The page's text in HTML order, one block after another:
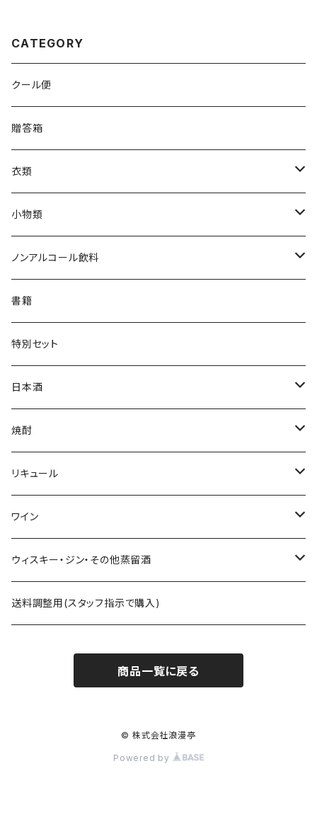
CATEGORY
クール便
贈答箱
衣類
Tシャツ
ジャンパー
帽子・ニット帽
タオル・トートバッグ
小物類
枡
絵馬
キーホルダー
ミニゼッケン
ノンアルコール飲料
水
サイダー
甘酒
天然炭酸水
書籍
特別セット
日本酒
シェフヒロ×市野屋
浪漫亭企画商品
八戸酒造 陸奥八仙
六花酒造 杜來
米鶴酒造 米鶴
月の輪酒造 月の輪
焼酎
ｻｸﾗｵﾌﾞﾙﾜﾘｰ ダルマ焼酎
尾鈴山蒸留所 山ねこ 山猿 山翡翠 など
西酒造 宝山シリーズ 一粒の麦 など
黒木本店 中々 㐂六 など
四ツ谷酒造 兼八 など
リキュール
ｻｸﾗｵﾌﾞﾙﾜﾘ- 紫蘇ダルマ
九重雑賀 雑賀梅酒
城陽酒造 青谷の梅
株式会社市野屋 れもんリキュールなど
ワイン
勝沼醸造 アルガブランカシリーズ アルガーノシリーズ
オーパスワン
ウィスキー・ジン・その他蒸留酒
ｻｸﾗｵﾌﾞﾙﾜﾘｰｱﾝﾄﾞﾃﾞｨｽﾃｨﾗﾘｰ 桜尾など
松井酒造合名会社 松井ウィスキーなど
玉泉堂酒造 美濃養老ピークなど
送料調整用(スタッフ指示で購入)
商品一覧に戻る
© 株式会社浪漫亭
Powered by